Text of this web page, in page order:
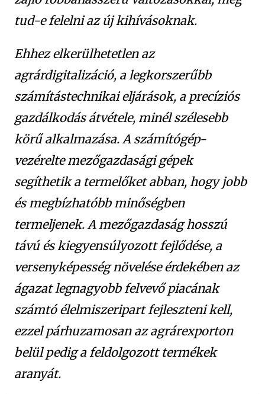
tud-e felelni az új kihívásoknak.
Ehhez elkerülhetetlen az
agrárdigitalizáció, a legkorszerűbb
számítástechnikai eljárások, a precíziós
gazdálkodás átvétele, minél szélesebb
körű alkalmazása. A számítógép-
vezérelte mezőgazdasági gépek
segíthetik a termelőket abban, hogy jobb
és megbízhatóbb minőségben
termeljenek. A mezőgazdaság hosszú
távú és kiegyensúlyozott fejlődése, a
versenyképesség növelése érdekében az
ágazat legnagyobb felvevő piacának
számtó élelmiszeripart fejleszteni kell,
ezzel párhuzamosan az agrárexporton
belül pedig a feldolgozott termékek
aranyát.